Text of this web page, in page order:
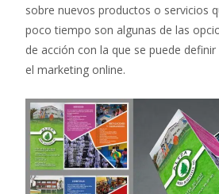
sobre nuevos productos o servicios
poco tiempo son algunas de las
de acción con la que se puede
el marketing online.